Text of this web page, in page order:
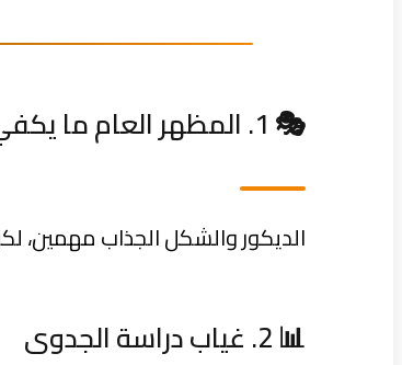
🎭 1. المظهر العام ما يكفي
الديكور والشكل الجذاب
📊 2. غياب دراسة الجدوى